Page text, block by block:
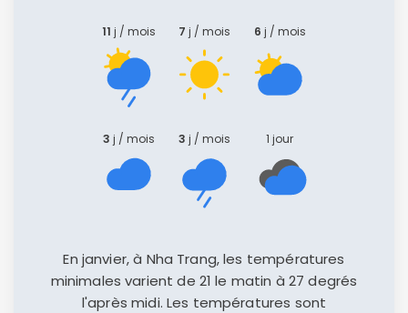
11 j / mois 7 j / mois 6 j / mois
3 j / mois 3 j / mois 1 jour
En janvier, à Nha Trang, les températures
minimales varient de 21 le matin à 27 degrés
l'après midi. Les températures sont